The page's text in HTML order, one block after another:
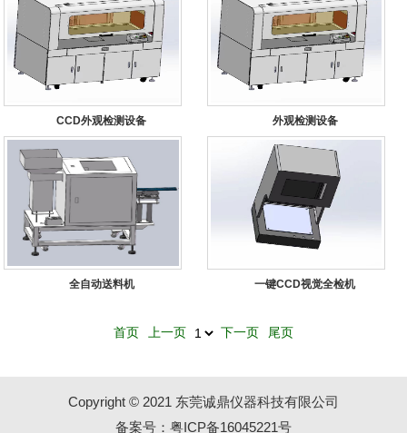
CCD外观检测设备 外观检测设备
全自动送料机 一键CCD视觉全检机
首页 上一页 下一页 尾页
Copyright © 2021 东莞诚鼎仪器科技有限公司
备案号：粤ICP备16045221号